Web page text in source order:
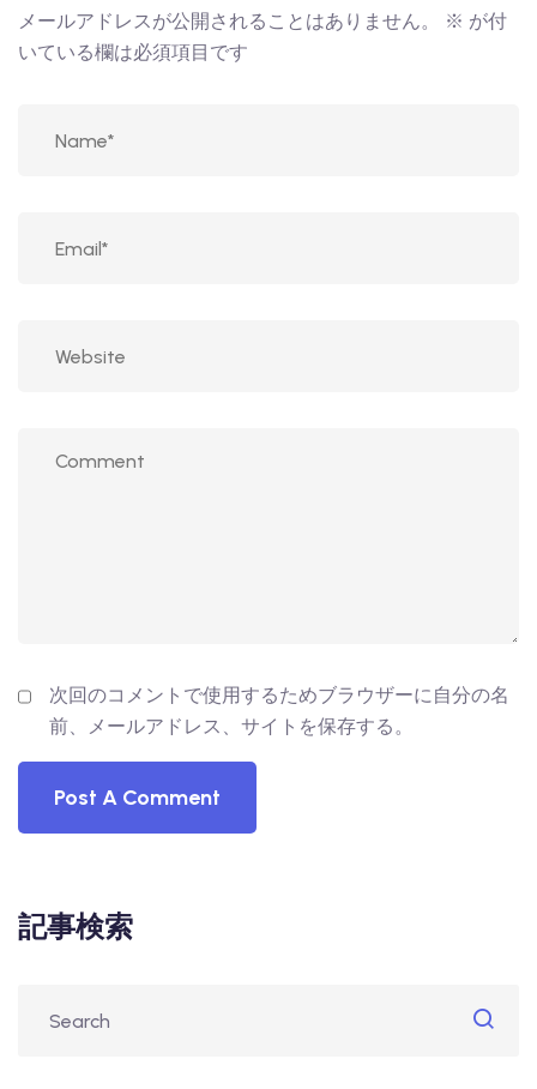
メールアドレスが公開されることはありません。 ※ が付
いている欄は必須項目です
次回のコメントで使用するためブラウザーに自分の名
前、メールアドレス、サイトを保存する。
記事検索